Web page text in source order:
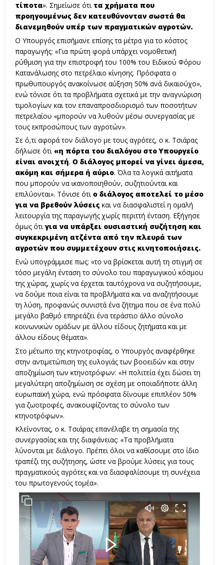
τίποτα». Σημείωσε ότι τα χρήματα που
προηγουμένως δεν κατευθύνονταν σωστά θα
διανεμηθούν υπέρ των πραγματικών αγροτών.
Ο Υπουργός επισήμανε επίσης τα μέτρα για το κόστος
παραγωγής: «Για πρώτη φορά υπάρχει νομοθετική
ρύθμιση για την επιστροφή του 100% του Ειδικού Φόρου
Κατανάλωσης στο πετρέλαιο κίνησης. Πρόσφατα ο
πρωθυπουργός ανακοίνωσε αύξηση 50% ανά δικαιούχο»,
ενώ τόνισε ότι τα προβλήματα σχετικά με την αναγνώριση
τιμολογίων και τον επαναπροσδιορισμό των ποσοτήτων
πετρελαίου «μπορούν να λυθούν μέσω συνεργασίας με
τους εκπροσώπους των αγροτών».
Σε ό,τι αφορά τον διάλογο με τους αγρότες, ο κ. Τσιάρας
δήλωσε ότι «η πόρτα του διαλόγου στο Υπουργείο
είναι ανοιχτή. Ο διάλογος μπορεί να γίνει άμεσα,
ακόμη και σήμερα ή αύριο. Όλα τα λογικά αιτήματα
που μπορούν να ικανοποιηθούν, συζητιούνται και
επιλύονται». Τόνισε ότι ο διάλογος αποτελεί το μέσο
για να βρεθούν λύσεις και να διασφαλιστεί η ομαλή
λειτουργία της παραγωγής χωρίς περιττή ένταση. Εξήγησε
όμως ότιγια να υπάρξει ουσιαστική συζήτηση και
συγκεκριμένη ατζέντα από την πλευρά των
αγροτών που συμμετέχουν στις κινητοποιήσεις.
Ενώ υπογράμμισε πως: «το να βρίσκεται αυτή τη στιγμή σε
τόσο μεγάλη ένταση το σύνολο του παραγωγικού κόσμου
της χώρας, χωρίς να έρχεται ταυτόχρονα να συζητήσουμε,
να δούμε ποια είναι τα προβλήματα και να αναζητήσουμε
τη λύση, προφανώς συνιστά ένα ζήτημα που σε ένα πολύ
μεγάλο βαθμό επηρεάζει ένα τεράστιο άλλο σύνολο
κοινωνικών ομάδων με άλλου είδους ζητήματα και με
άλλου είδους θέματα».
Στο μέτωπο της κτηνοτροφίας, ο Υπουργός αναφέρθηκε
στην αντιμετώπιση της ευλογιάς των βοοειδών και στην
αποζημίωση των κτηνοτρόφων: «Η πολιτεία έχει δώσει τη
μεγαλύτερη αποζημίωση σε σχέση με οποιαδήποτε άλλη
ευρωπαϊκή χώρα, ενώ πρόσφατα δίνουμε επιπλέον 50%
για ζωοτροφές, ανακουφίζοντας το σύνολο των
κτηνοτρόφων».
Κλείνοντας, ο κ. Τσιάρας επανέλαβε τη σημασία της
συνεργασίας και της διαφάνειας: «Τα προβλήματα
λύνονται με διάλογο. Πρέπει όλοι να καθίσουμε στο ίδιο
τραπέζι της συζήτησης, ώστε να βρούμε λύσεις για τους
πραγματικούς αγρότες και να διασφαλίσουμε τη συνέχεια
του πρωτογενούς τομέα».